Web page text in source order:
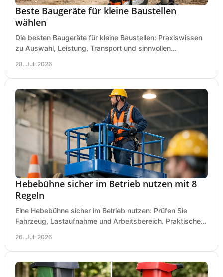
Beste Baugeräte für kleine Baustellen
wählen
Die besten Baugeräte für kleine Baustellen: Praxiswissen
zu Auswahl, Leistung, Transport und sinnvollen
28. Juli 2026
Hebebühne sicher im Betrieb nutzen mit 8
Regeln
Eine Hebebühne sicher im Betrieb nutzen: Prüfen Sie
Fahrzeug, Lastaufnahme und Arbeitsbereich. Praktische
26. Juli 2026